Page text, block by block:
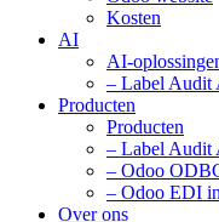
Kosten
AI
AI-
– Label Audit
Producten
Producten
– Label Audit
– Odoo
– Odoo EDI
Over ons